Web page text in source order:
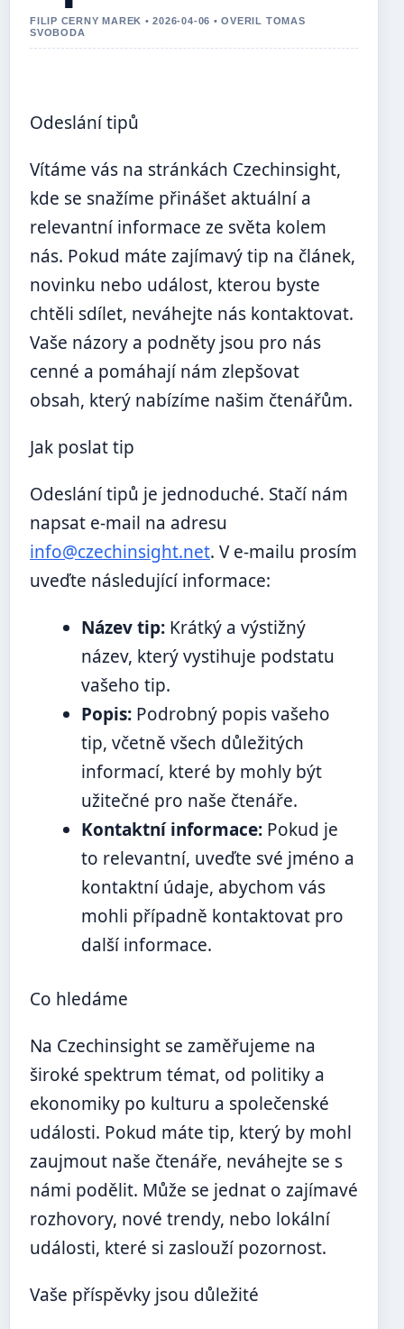
FILIP CERNY MAREK • 2026-04-06 • OVERIL TOMAS
SVOBODA
Odeslání tipů
Vítáme vás na stránkách Czechinsight,
kde se snažíme přinášet aktuální a
relevantní informace ze světa kolem
nás. Pokud máte zajímavý tip na článek,
novinku nebo událost, kterou byste
chtěli sdílet, neváhejte nás kontaktovat.
Vaše názory a podněty jsou pro nás
cenné a pomáhají nám zlepšovat
obsah, který nabízíme našim čtenářům.
Jak poslat tip
Odeslání tipů je jednoduché. Stačí nám
napsat e-mail na adresu
info@czechinsight.net. V e-mailu prosím
uveďte následující informace:
Název tip: Krátký a výstižný
název, který vystihuje podstatu
vašeho tip.
Popis: Podrobný popis vašeho
tip, včetně všech důležitých
informací, které by mohly být
užitečné pro naše čtenáře.
Kontaktní informace: Pokud je
to relevantní, uveďte své jméno a
kontaktní údaje, abychom vás
mohli případně kontaktovat pro
další informace.
Co hledáme
Na Czechinsight se zaměřujeme na
široké spektrum témat, od politiky a
ekonomiky po kulturu a společenské
události. Pokud máte tip, který by mohl
zaujmout naše čtenáře, neváhejte se s
námi podělit. Může se jednat o zajímavé
rozhovory, nové trendy, nebo lokální
události, které si zaslouží pozornost.
Vaše příspěvky jsou důležité